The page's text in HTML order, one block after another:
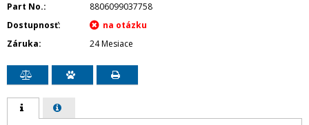
Part No.
8806099037758
Dostupnosť
Záruka
24 Mesiace